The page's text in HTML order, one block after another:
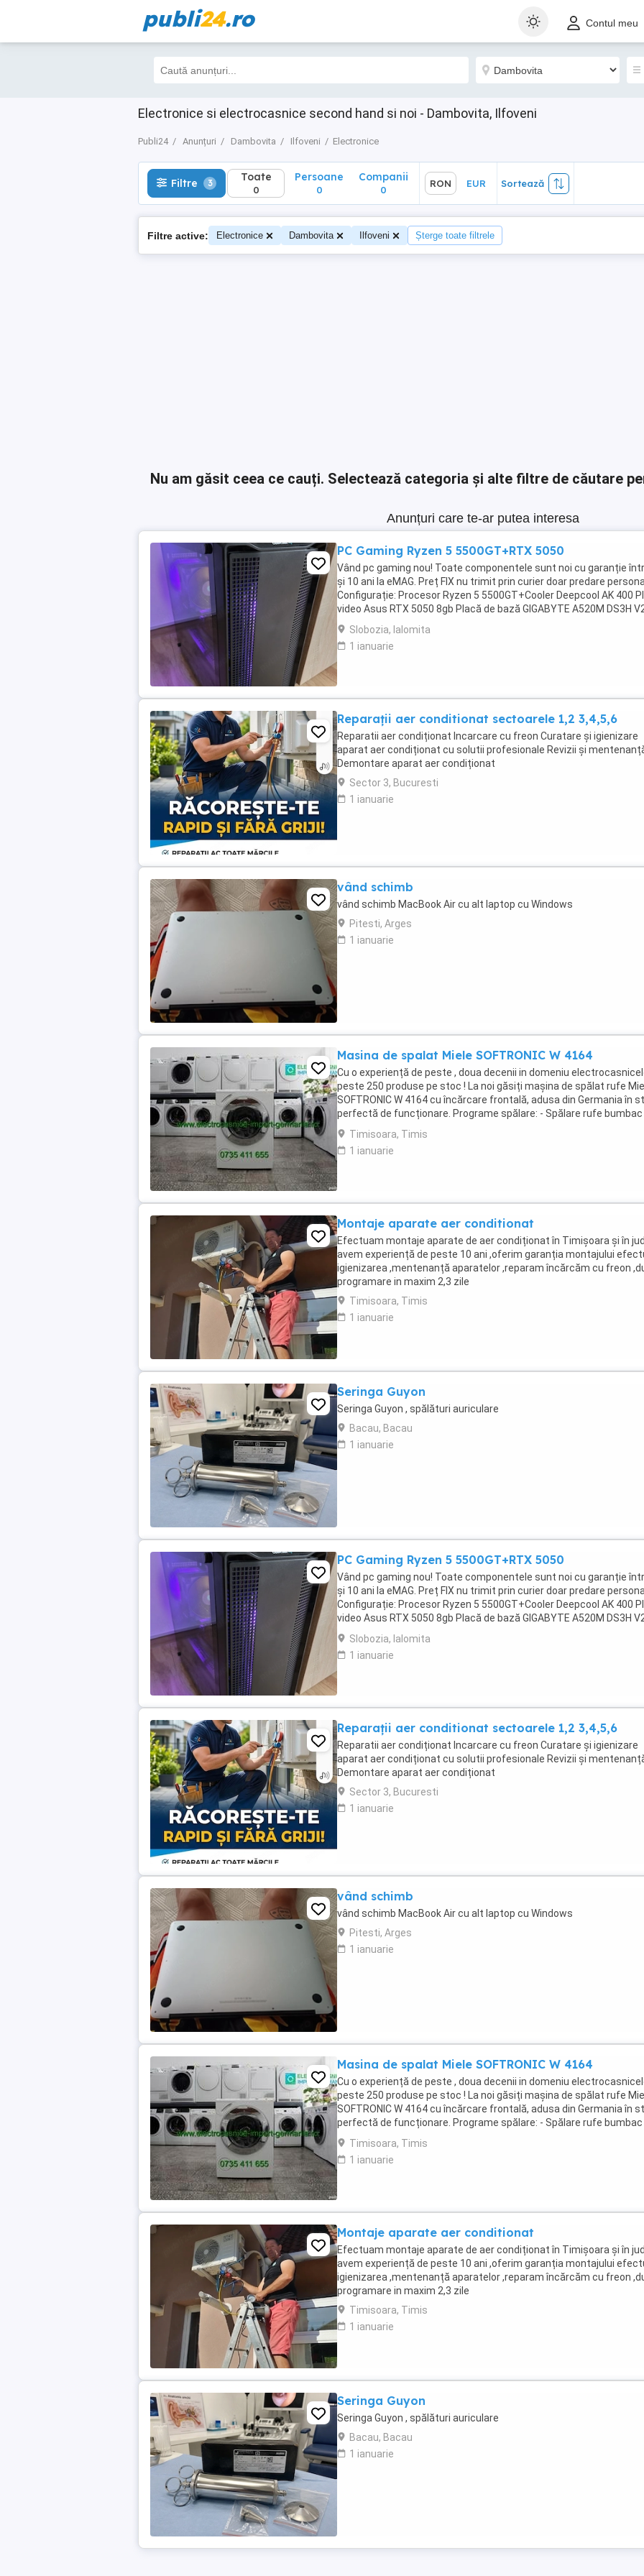
publi24.ro Contul meu
Electronice si electrocasnice second hand si noi - Dambovita, Ilfoveni
Publi24 Anunțuri Dambovita Ilfoveni Electronice
Filtre 3 Toate
0
Sortează
Filtre 3 Toate
0
Persoane
0
Companii
0
RON EUR Sortează
Filtre active: Electronice Dambovita Ilfoveni Șterge toate filtrele
Nu am găsit ceea ce cauți. Selectează categoria și alte filtre de căutare
Anunțuri care te-ar putea interesa
PC Gaming Ryzen 5 5500GT+RTX 5050
Vând pc gaming nou! Toate componentele sunt noi cu garanție
și 10 ani la eMAG. Preț FIX nu trimit prin curier doar predare
Configurație: Procesor Ryzen 5 5500GT+Cooler Deepcool AK 400
video Asus RTX 5050 8gb Placă de bază GIGABYTE A520M DS3H
Memorie ram Kingston Fury Beast ...
Slobozia, Ialomita
1 ianuarie
Reparații aer conditionat sectoarele 1,2 3,4,5,6
Reparatii aer condiționat Incarcare cu freon Curatare și igienizare
aparat aer condiționat cu solutii profesionale Revizii și
Demontare aparat aer condiționat
Sector 3, Bucuresti
1 ianuarie
vând schimb
vând schimb MacBook Air cu alt laptop cu Windows
Pitesti, Arges
1 ianuarie
Masina de spalat Miele SOFTRONIC W 4164
Cu o experiență de peste , doua decenii in domeniu
peste 250 produse pe stoc ! La noi găsiți mașina de spălat rufe
SOFTRONIC W 4164 cu încărcare frontală, adusa din Germania în
perfectă de funcționare. Programe spălare: - Spălare rufe bumbac
Spălare rufe ușoare - ...
Timisoara, Timis
1 ianuarie
Montaje aparate aer conditionat
Efectuam montaje aparate de aer condiționat în Timișoara și în
avem experiență de peste 10 ani ,oferim garanția montajului
igienizarea ,mentenanță aparatelor ,reparam încărcăm cu freon
programare in maxim 2,3 zile
Timisoara, Timis
1 ianuarie
Seringa Guyon
Seringa Guyon , spălături auriculare
Bacau, Bacau
1 ianuarie
PC Gaming Ryzen 5 5500GT+RTX 5050
Vând pc gaming nou! Toate componentele sunt noi cu garanție
și 10 ani la eMAG. Preț FIX nu trimit prin curier doar predare
Configurație: Procesor Ryzen 5 5500GT+Cooler Deepcool AK 400
video Asus RTX 5050 8gb Placă de bază GIGABYTE A520M DS3H
Memorie ram Kingston Fury Beast ...
Slobozia, Ialomita
1 ianuarie
Reparații aer conditionat sectoarele 1,2 3,4,5,6
Reparatii aer condiționat Incarcare cu freon Curatare și igienizare
aparat aer condiționat cu solutii profesionale Revizii și
Demontare aparat aer condiționat
Sector 3, Bucuresti
1 ianuarie
vând schimb
vând schimb MacBook Air cu alt laptop cu Windows
Pitesti, Arges
1 ianuarie
Masina de spalat Miele SOFTRONIC W 4164
Cu o experiență de peste , doua decenii in domeniu
peste 250 produse pe stoc ! La noi găsiți mașina de spălat rufe
SOFTRONIC W 4164 cu încărcare frontală, adusa din Germania în
perfectă de funcționare. Programe spălare: - Spălare rufe bumbac
Spălare rufe ușoare - ...
Timisoara, Timis
1 ianuarie
Montaje aparate aer conditionat
Efectuam montaje aparate de aer condiționat în Timișoara și în
avem experiență de peste 10 ani ,oferim garanția montajului
igienizarea ,mentenanță aparatelor ,reparam încărcăm cu freon
programare in maxim 2,3 zile
Timisoara, Timis
1 ianuarie
Seringa Guyon
Seringa Guyon , spălături auriculare
Bacau, Bacau
1 ianuarie